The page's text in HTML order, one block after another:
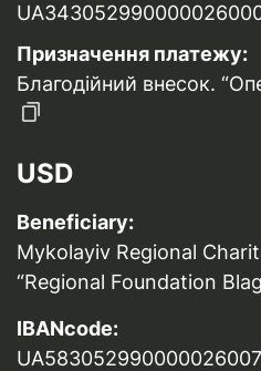
Призначення платежу:
Благодійний внесок.
USD
Beneficiary:
Mykolayiv Regional
“Regional Foundation
IBANcode: